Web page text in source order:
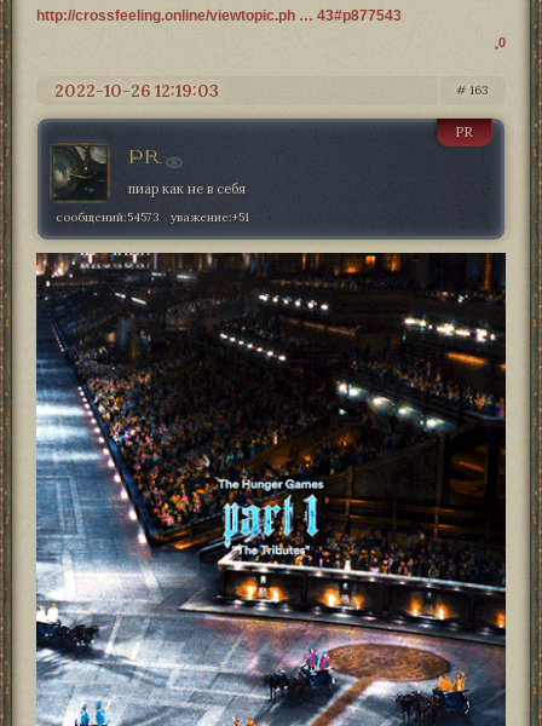
http://crossfeeling.online/viewtopic.ph … 43#p877543
0
163
2022-10-26 12:19:03
PR
PR
пиар как не в себя
сообщений:54573 уважение:+51